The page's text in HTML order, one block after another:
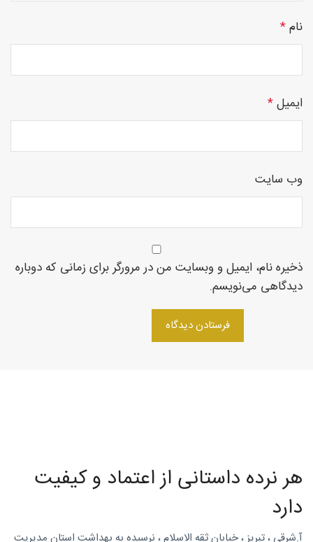
منبت
سی ان
سی
روتاری
غرب
نام*
ایمیل*
وب‌ سایت
ذخیره نام، ایمیل و وبسایت من در مرورگر برای زمانی که دوباره
دیدگاهی می‌نویسم.
هر نرده داستانی از اعتماد و کیفیت
دارد
آ.شرقی ، تبریز ، خیابان ثقه الاسلام ، نرسیده به بهداشت استان مدیریت